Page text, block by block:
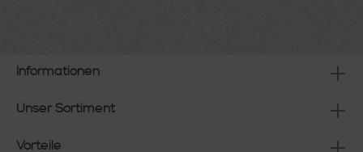
Informationen
Unser Sortiment
Vorteile